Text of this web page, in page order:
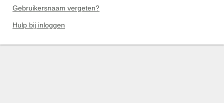
Gebruikersnaam vergeten?
Hulp bij inloggen